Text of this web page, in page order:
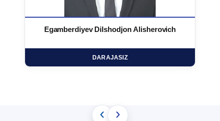
Egamberdiyev Dilshodjon Alisherovich
DARAJASIZ
‹ ›